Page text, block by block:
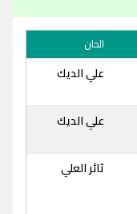
الحان
علي الديك
علي الديك
ثائر العلي